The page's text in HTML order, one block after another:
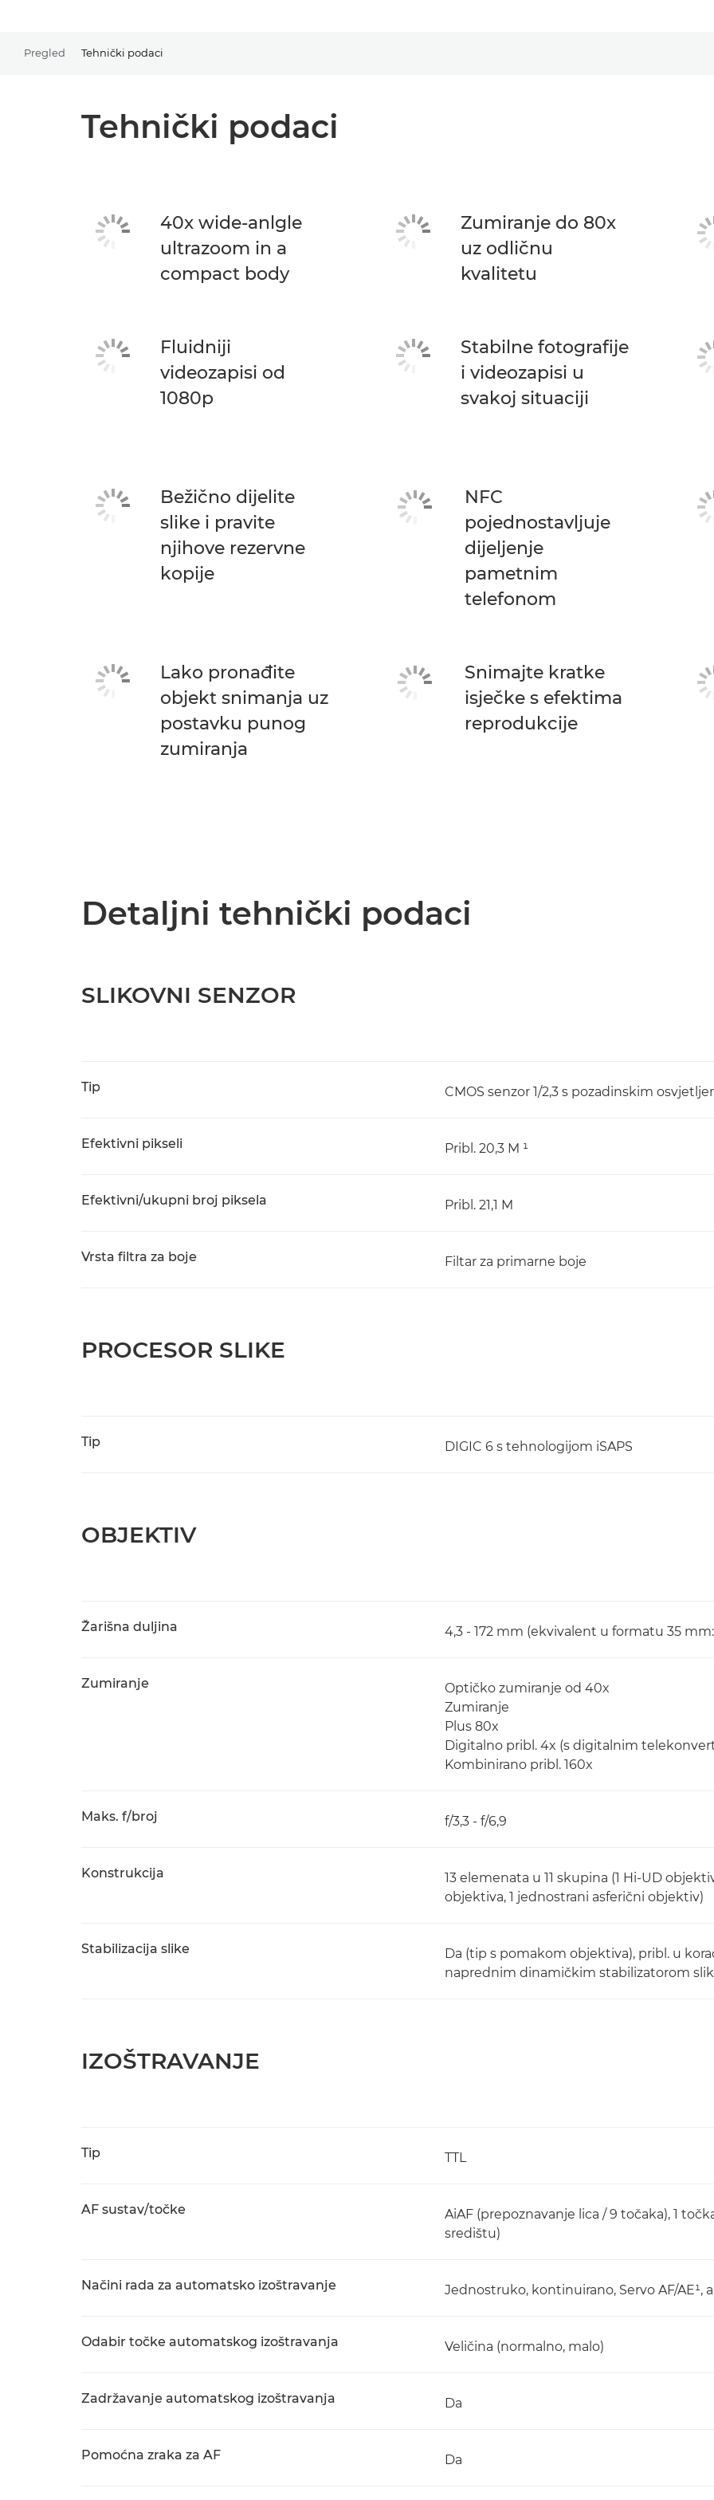
Pregled Tehnički podaci
Tehnički podaci
40x wide-anlgle
ultrazoom in a
compact body
Zumiranje do 80x
uz odličnu
kvalitetu
Fluidniji
videozapisi od
1080p
Stabilne fotografije
i videozapisi u
svakoj situaciji
Bežično dijelite
slike i pravite
njihove rezervne
kopije
NFC
pojednostavljuje
dijeljenje
pametnim
telefonom
Lako pronađite
objekt snimanja uz
postavku punog
zumiranja
Snimajte kratke
isječke s efektima
reprodukcije
Detaljni tehnički podaci
SLIKOVNI SENZOR
Tip CMOS senzor 1/2,3 s pozadinskim
Efektivni pikseli Pribl. 20,3 M ¹
Efektivni/ukupni broj piksela Pribl. 21,1 M
Vrsta filtra za boje Filtar za primarne boje
PROCESOR SLIKE
Tip DIGIC 6 s tehnologijom iSAPS
OBJEKTIV
Žarišna duljina 4,3 - 172 mm (ekvivalent u formatu 35
Zumiranje
Optičko zumiranje od 40x
Zumiranje
Plus 80x
Digitalno pribl. 4x (s digitalnim
Kombinirano pribl. 160x
Maks. f/broj f/3,3 - f/6,9
Konstrukcija
13 elemenata u 11 skupina (1 Hi-UD
objektiva, 1 jednostrani asferični objektiv)
Stabilizacija slike
Da (tip s pomakom objektiva), pribl. u
naprednim dinamičkim stabilizatorom
IZOŠTRAVANJE
Tip TTL
AF sustav/točke
AiAF (prepoznavanje lica / 9 točaka), 1
središtu)
Načini rada za automatsko izoštravanje Jednostruko, kontinuirano, Servo AF/
Odabir točke automatskog izoštravanja Veličina (normalno, malo)
Zadržavanje automatskog izoštravanja Da
Pomoćna zraka za AF Da